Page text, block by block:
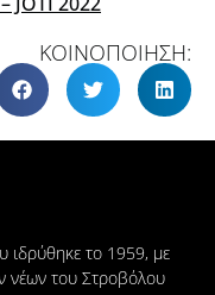
ΚΟΙΝΟΠΟΙΗΣΗ:
το 1959, με
νέων του Στροβόλου